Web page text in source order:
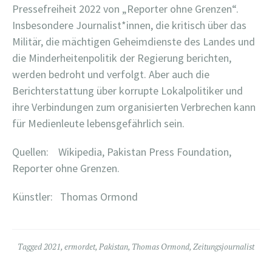
Pressefreiheit 2022 von „Reporter ohne Grenzen“.
Insbesondere Journalist*innen, die kritisch über das
Militär, die mächtigen Geheimdienste des Landes und
die Minderheitenpolitik der Regierung berichten,
werden bedroht und verfolgt. Aber auch die
Berichterstattung über korrupte Lokalpolitiker und
ihre Verbindungen zum organisierten Verbrechen kann
für Medienleute lebensgefährlich sein.
Quellen: Wikipedia, Pakistan Press Foundation,
Reporter ohne Grenzen.
Künstler: Thomas Ormond
Tagged2021, ermordet, Pakistan, Thomas Ormond, Zeitungsjournalist